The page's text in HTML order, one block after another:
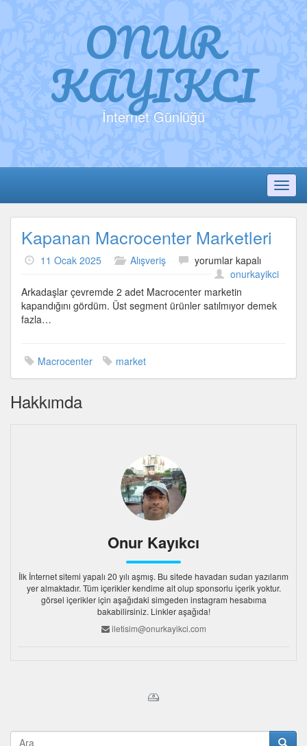
ONUR
KAYIKCI
İnternet Günlüğü
Kapanan Macrocenter Marketleri
11 Ocak 2025 Alışveriş
Kapanan
Macrocenter
Marketleri
için
yorumlar kapalı
onurkayikci
Arkadaşlar çevremde 2 adet Macrocenter marketin
kapandığını gördüm. Üst segment ürünler satılmıyor demek
fazla…
Macrocenter market
Hakkımda
Onur Kayıkcı
İlk İnternet sitemi yapalı 20 yılı aşmış. Bu sitede havadan sudan yazılarım
yer almaktadır. Tüm içerikler kendime ait olup sponsorlu içerik yoktur.
görsel içerikler için aşağıdaki simgeden instagram hesabıma
bakabilirsiniz. Linkler aşağıda!
iletisim@onurkayikci.com